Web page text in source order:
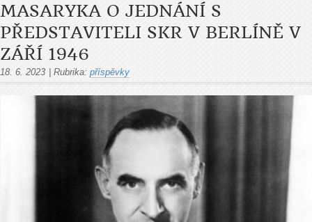
MASARYKA O JEDNÁNÍ S
PŘEDSTAVITELI SKR V BERLÍNĚ V
ZÁŘÍ 1946
18. 6. 2023 Rubrika: příspěvky